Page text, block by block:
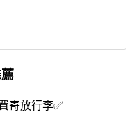
寄放行李✅